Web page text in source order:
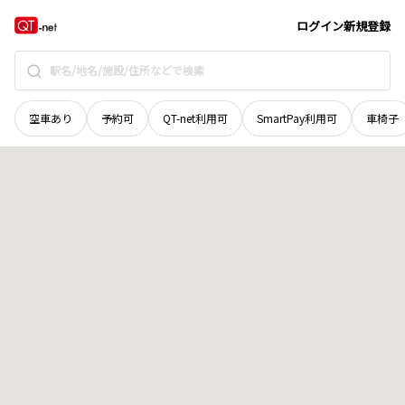
ログイン新規登録
空車あり 予約可 QT-net利用可 SmartPay利用可 車椅子
茨城県